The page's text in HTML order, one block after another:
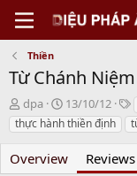
Thiền
Từ Chánh
N
g
ư
i
dpa
C
r
e
t
13/10/12
T
thực hành thiền định
Overview